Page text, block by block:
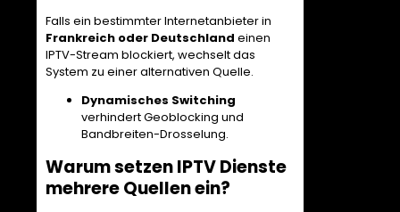
Falls ein bestimmter Internetanbieter in
Frankreich oder Deutschland einen
IPTV-Stream blockiert, wechselt das
System zu einer alternativen Quelle.
Dynamisches Switching
verhindert Geoblocking und
Bandbreiten-Drosselung.
Warum setzen IPTV Dienste
mehrere Quellen ein?